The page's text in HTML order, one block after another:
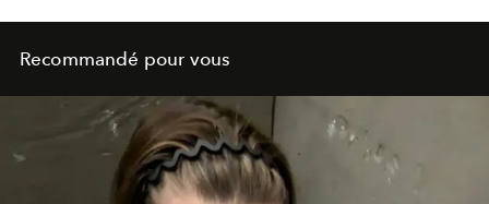
Recommandé pour vous